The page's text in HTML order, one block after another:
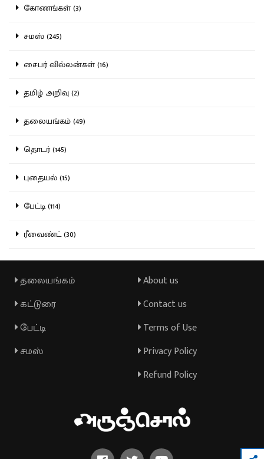
கோணங்கள் (3)
சமஸ் (245)
சைபர் வில்லன்கள் (16)
தமிழ் அறிவு (2)
தலையங்கம் (49)
தொடர் (145)
புதையல் (15)
பேட்டி (114)
ரீவைண்ட் (30)
தலையங்கம்
கட்டுரை
பேட்டி
சமஸ்
About us
Contact us
Terms of Use
Privacy Policy
Refund Policy